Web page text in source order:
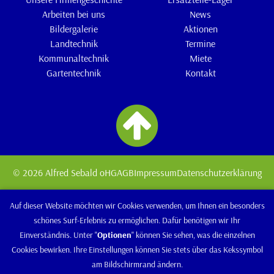
Arbeiten bei uns
Bildergalerie
Landtechnik
Kommunaltechnik
Gartentechnik
News
Aktionen
Termine
Miete
Kontakt
© 2026 Alfred Sebald oHGAGBImpressumDatenschutzerklärung
Auf dieser Website möchten wir Cookies verwenden, um Ihnen ein besonders
schönes Surf-Erlebnis zu ermöglichen. Dafür benötigen wir Ihr
Einverständnis. Unter "Optionen" können Sie sehen, was die einzelnen
Cookies bewirken. Ihre Einstellungen können Sie stets über das Kekssymbol
am Bildschirmrand ändern.